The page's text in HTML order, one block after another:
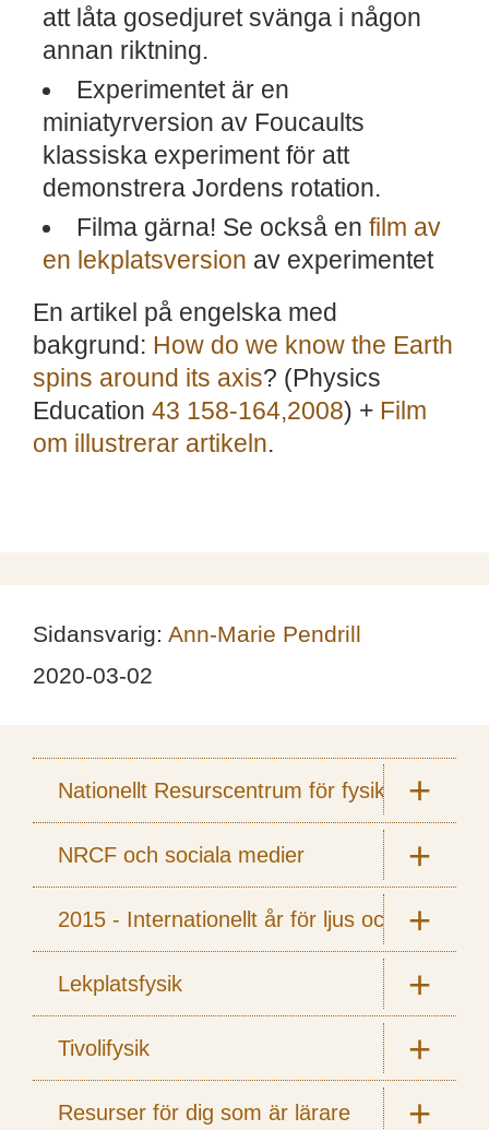
att låta gosedjuret svänga i någon
annan riktning.
Experimentet är en
miniatyrversion av Foucaults
klassiska experiment för att
demonstrera Jordens rotation.
Filma gärna! Se också en film av
en lekplatsversion av experimentet
En artikel på engelska med
bakgrund: How do we know the Earth
spins around its axis? (Physics
Education 43 158-164,2008) + Film
om illustrerar artikeln.
Sidansvarig: Ann-Marie Pendrill
2020-03-02
Nationellt Resurscentrum för fysik
NRCF och sociala medier
2015 - Internationellt år för ljus och
Lekplatsfysik
Tivolifysik
Resurser för dig som är lärare